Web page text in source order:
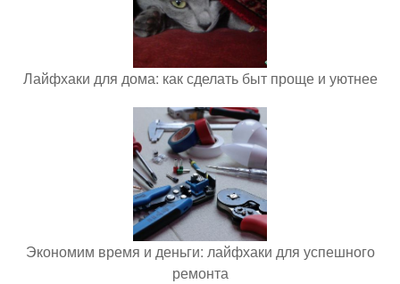
Лайфхаки для дома: как сделать быт проще и уютнее
Экономим время и деньги: лайфхаки для успешного
ремонта